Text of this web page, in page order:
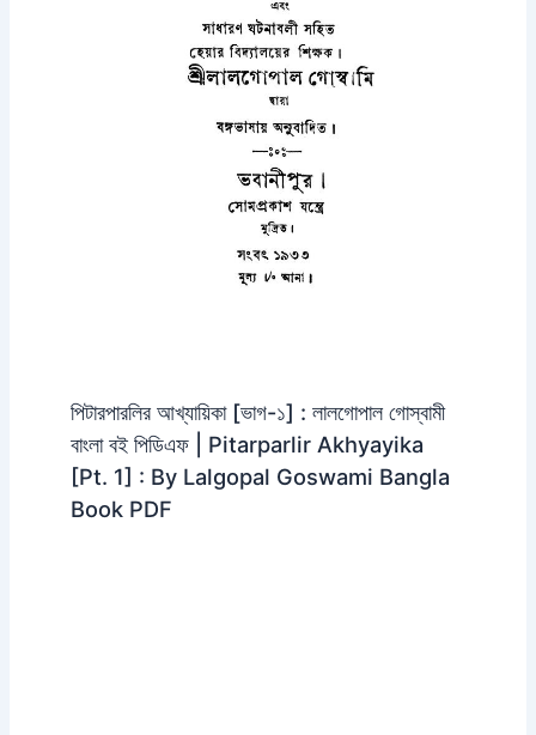
পিটারপারলির আখ্যায়িকা [ভাগ-১] : লালগোপাল গোস্বামী
বাংলা বই পিডিএফ | Pitarparlir Akhyayika
[Pt. 1] : By Lalgopal Goswami Bangla
Book PDF